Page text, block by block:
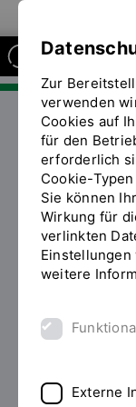
Sie
befinden
sich
auf
der
"Autonome
ländliche
Forschung
IST (Institut für
Projekte im
Autonome
ZUKUNFT
Zur
verwenden
Cookies auf
für den
erforderlich
Cookie-
Sie können
Wirkung für
verlinkten
weitere
Externe